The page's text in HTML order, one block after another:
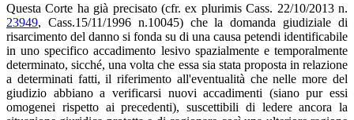
Questa Corte ha già precisato (cfr. ex plurimis Cass. 22/10/2013 n.
23949, Cass.15/11/1996 n.10045) che la domanda giudiziale di
risarcimento del danno si fonda su di una causa petendi identificabile
in uno specifico accadimento lesivo spazialmente e temporalmente
determinato, sicché, una volta che essa sia stata proposta in relazione
a determinati fatti, il riferimento all'eventualità che nelle more del
giudizio abbiano a verificarsi nuovi accadimenti (siano pur essi
omogenei rispetto ai precedenti), suscettibili di ledere ancora la